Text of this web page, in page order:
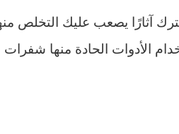
آثارًا يصعب عليك التخلص
الحادة منها شفرات